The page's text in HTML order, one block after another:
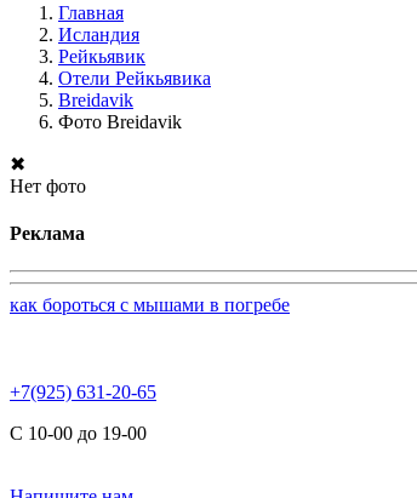
Главная
Исландия
Рейкьявик
Отели Рейкьявика
Breidavik
Фото Breidavik
✖
Нет фото
Реклама
как бороться с мышами в погребе
+7(925) 631-20-65
С 10-00 до 19-00